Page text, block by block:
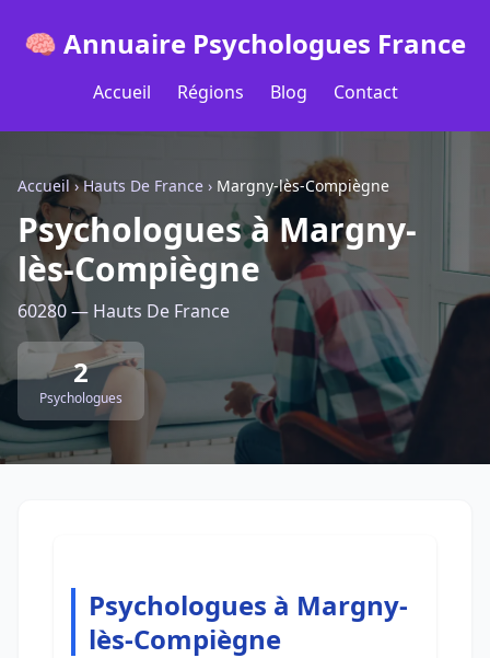
🧠 Annuaire Psychologues France
Accueil Régions Blog Contact
Accueil ›Hauts De France › Margny-lès-Compiègne
Psychologues à Margny-
lès-Compiègne
60280 — Hauts De France
2
Psychologues
Psychologues à Margny-
lès-Compiègne